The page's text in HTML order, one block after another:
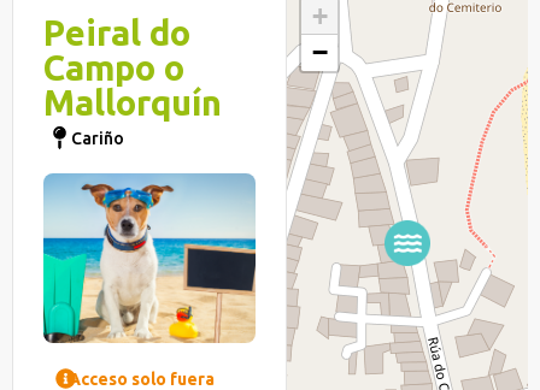
Peiral do
Campo o
Mallorquín
Cariño
Acceso solo fuera
+
−